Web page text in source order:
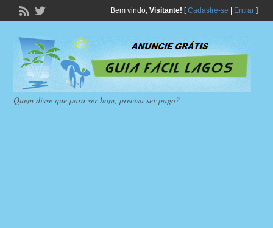
Bem vindo, Visitante! [Cadastre-se Entrar]
Quem disse que para ser bom, precisa ser pago?